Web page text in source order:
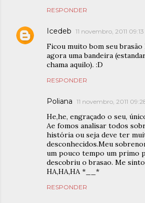
RESPONDER
Icedeb 11 novembro, 2011 09:13
Ficou muito bom seu brasão
agora uma bandeira
chama aquilo). :D
RESPONDER
Poliana 11 novembro, 2011
He,he, engraçado o seu,
Ae fomos analisar todos
história ou seja deve ter
desconhecidos.Meu
um pouco tempo um primo
descobriu o brasao. Me
HA,HA,HA *__*
RESPONDER